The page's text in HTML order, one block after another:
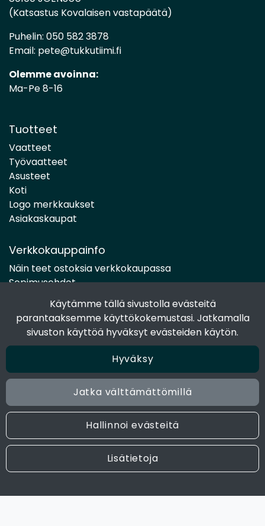
Käytämme tällä sivustolla evästeitä
parantaaksemme käyttökokemustasi. Jatkamalla
sivuston käyttöä hyväksyt evästeiden käytön.
Hyväksy
Jatka välttämättömillä
Hallinnoi evästeitä
Lisätietoja
(Katsastus Kovalaisen vastapäätä)
Puhelin: 050 582 3878
Email: pete@tukkutiimi.fi
Olemme avoinna:
Ma-Pe 8-16
Tuotteet
Vaatteet
Työvaatteet
Asusteet
Koti
Logo merkkaukset
Asiakaskaupat
Verkkokauppainfo
Näin teet ostoksia verkkokaupassa
Sopimusehdot
Toimitustavat
Maksutavat
Tietosuojaseloste
Seuraa sosiaalisessa mediassa
Facebook
Instagram
© 2024 Joen Tukkutiimi. All rights reserved. Site by